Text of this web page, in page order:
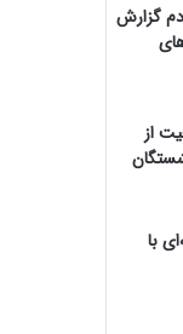
گزارش
از
با